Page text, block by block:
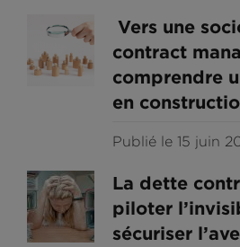
Vers une
contract
comprendre
en
Publié le 15 juin
La dette
piloter
sécuriser